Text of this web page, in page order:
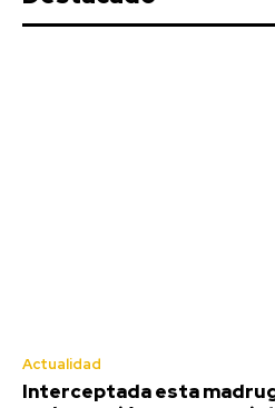
Actualidad
Interceptada esta